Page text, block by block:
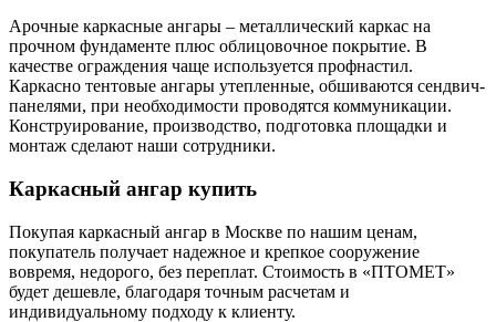
Арочные каркасные ангары – металлический каркас на
прочном фундаменте плюс облицовочное покрытие. В
качестве ограждения чаще используется профнастил.
Каркасно тентовые ангары утепленные, обшиваются сендвич-
панелями, при необходимости проводятся коммуникации.
Конструирование, производство, подготовка площадки и
монтаж сделают наши сотрудники.
Каркасный ангар купить
Покупая каркасный ангар в Москве по нашим ценам,
покупатель получает надежное и крепкое сооружение
вовремя, недорого, без переплат. Стоимость в «ПТОМЕТ»
будет дешевле, благодаря точным расчетам и
индивидуальному подходу к клиенту.